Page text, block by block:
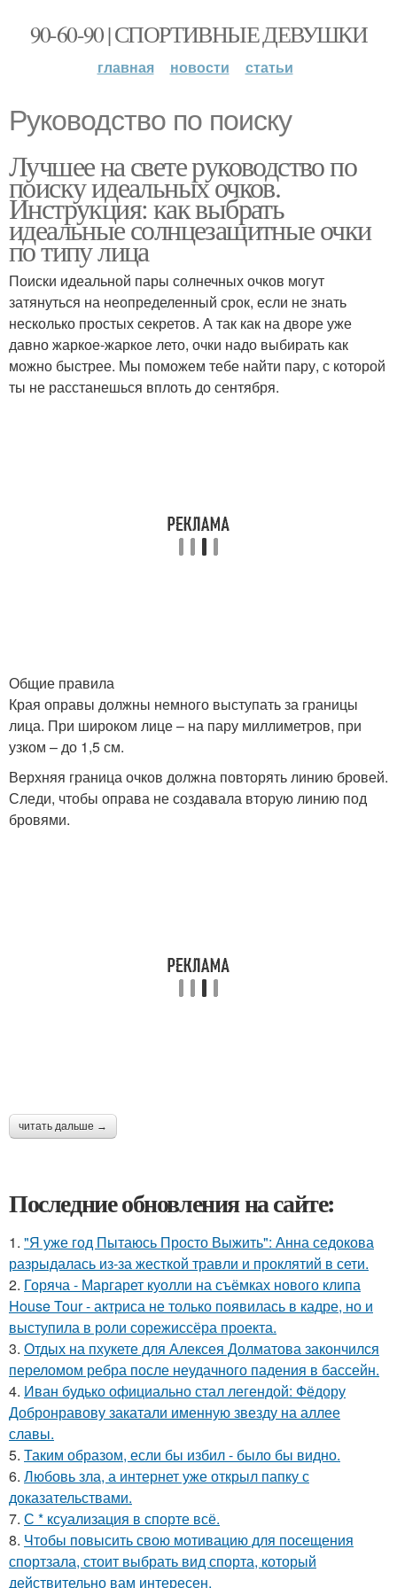
90-60-90 | СПОРТИВНЫЕ ДЕВУШКИ
главная новости статьи
Руководство по поиску
Лучшее на свете руководство по
поиску идеальных очков.
Инструкция: как выбрать
идеальные солнцезащитные очки
по типу лица
Поиски идеальной пары солнечных очков могут
затянуться на неопределенный срок, если не знать
несколько простых секретов. А так как на дворе уже
давно жаркое-жаркое лето, очки надо выбирать как
можно быстрее. Мы поможем тебе найти пару, с которой
ты не расстанешься вплоть до сентября.
Общие правила
Края оправы должны немного выступать за границы
лица. При широком лице – на пару миллиметров, при
узком – до 1,5 см.
Верхняя граница очков должна повторять линию бровей.
Следи, чтобы оправа не создавала вторую линию под
бровями.
читать дальше →
Последние обновления на сайте:
1. "Я уже год Пытаюсь Просто Выжить": Анна седокова
разрыдалась из-за жесткой травли и проклятий в сети.
2. Горяча - Маргарет куолли на съёмках нового клипа
House Tour - актриса не только появилась в кадре, но и
выступила в роли сорежиссёра проекта.
3. Отдых на пхукете для Алексея Долматова закончился
переломом ребра после неудачного падения в бассейн.
4. Иван будько официально стал легендой: Фёдору
Добронравову закатали именную звезду на аллее
славы.
5. Таким образом, если бы избил - было бы видно.
6. Любовь зла, а интернет уже открыл папку с
доказательствами.
7. С * ксуализация в спорте всё.
8. Чтобы повысить свою мотивацию для посещения
спортзала, стоит выбрать вид спорта, который
действительно вам интересен.